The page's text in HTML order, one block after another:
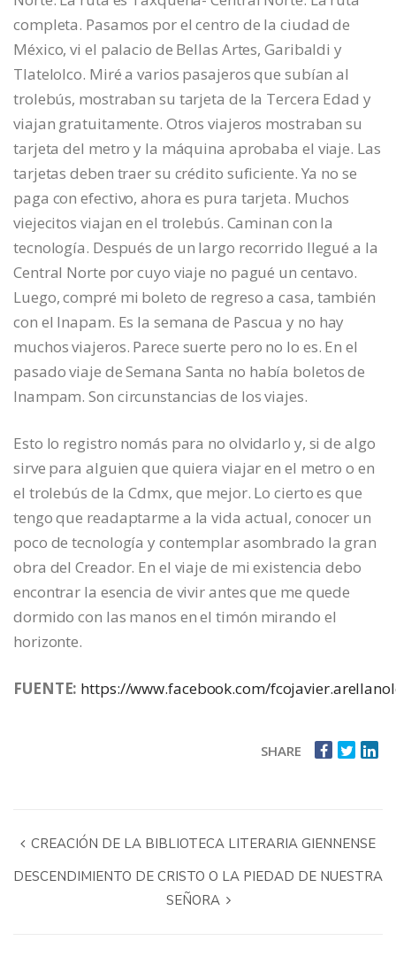
completa. Pasamos por el centro de la ciudad de
México, vi el palacio de Bellas Artes, Garibaldi y
Tlatelolco. Miré a varios pasajeros que subían al
trolebús, mostraban su tarjeta de la Tercera Edad y
viajan gratuitamente. Otros viajeros mostraban su
tarjeta del metro y la máquina aprobaba el viaje. Las
tarjetas deben traer su crédito suficiente. Ya no se
paga con efectivo, ahora es pura tarjeta. Muchos
viejecitos viajan en el trolebús. Caminan con la
tecnología. Después de un largo recorrido llegué a la
Central Norte por cuyo viaje no pagué un centavo.
Luego, compré mi boleto de regreso a casa, también
con el Inapam. Es la semana de Pascua y no hay
muchos viajeros. Parece suerte pero no lo es. En el
pasado viaje de Semana Santa no había boletos de
Inampam. Son circunstancias de los viajes.
Esto lo registro nomás para no olvidarlo y, si de algo
sirve para alguien que quiera viajar en el metro o en
el trolebús de la Cdmx, que mejor. Lo cierto es que
tengo que readaptarme a la vida actual, conocer un
poco de tecnología y contemplar asombrado la gran
obra del Creador. En el viaje de mi existencia debo
encontrar la esencia de vivir antes que me quede
dormido con las manos en el timón mirando el
horizonte.
FUENTE: https://www.facebook.com/
SHARE
CREACIÓN DE LA BIBLIOTECA LITERARIA GIENNENSE
DESCENDIMIENTO DE CRISTO O LA PIEDAD DE NUESTRA
SEÑORA